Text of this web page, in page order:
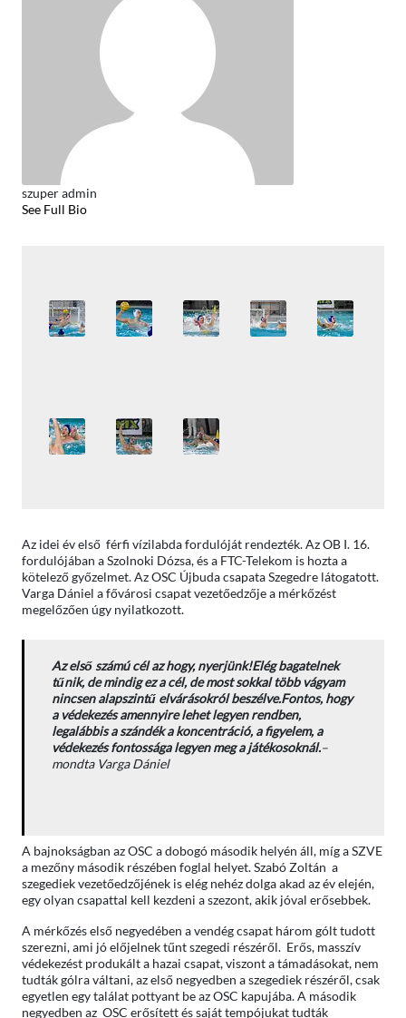
szuper admin
See Full Bio
Az idei év első férfi vízilabda fordulóját rendezték. Az OB I. 16.
fordulójában a Szolnoki Dózsa, és a FTC-Telekom is hozta a
kötelező győzelmet. Az OSC Újbuda csapata Szegedre látogatott.
Varga Dániel a fővárosi csapat vezetőedzője a mérkőzést
megelőzően úgy nyilatkozott.
Az első számú cél az hogy, nyerjünk!Elég bagatelnek
tűnik, de mindig ez a cél, de most sokkal több vágyam
nincsen alapszintű elvárásokról beszélve.Fontos, hogy
a védekezés amennyire lehet legyen rendben,
legalábbis a szándék a koncentráció, a figyelem, a
védekezés fontossága legyen meg a játékosoknál.–
mondta Varga Dániel
A bajnokságban az OSC a dobogó második helyén áll, míg a SZVE
a mezőny második részében foglal helyet. Szabó Zoltán a
szegediek vezetőedzőjének is elég nehéz dolga akad az év elején,
egy olyan csapattal kell kezdeni a szezont, akik jóval erősebbek.
A mérkőzés első negyedében a vendég csapat három gólt tudott
szerezni, ami jó előjelnek tűnt szegedi részéről. Erős, masszív
védekezést produkált a hazai csapat, viszont a támadásokat, nem
tudták gólra váltani, az első negyedben a szegediek részéről, csak
egyetlen egy találat pottyant be az OSC kapujába. A második
negyedben az OSC erősített és saját tempójukat tudták